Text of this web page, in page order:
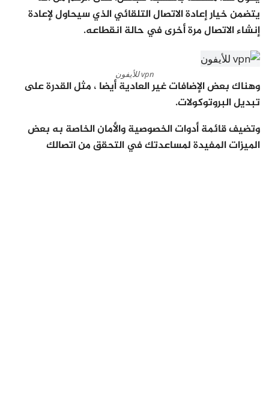
يتضمن خيار إعادة الاتصال التلقائي الذي سيحاول لإعادة
إنشاء الاتصال مرة أخرى في حالة انقطاعه.
vpn للأيفون
وهناك بعض الإضافات غير العادية أيضا ، مثل القدرة على
تبديل البروتوكولات.
وتضيف قائمة أدوات الخصوصية والأمان الخاصة به بعض
الميزات المفيدة لمساعدتك في التحقق من اتصالك